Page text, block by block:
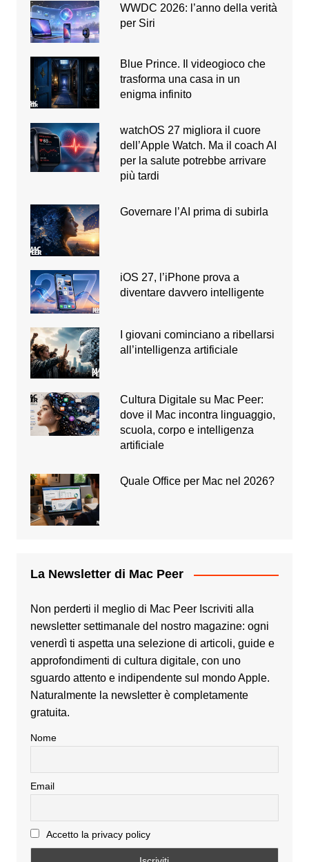
WWDC 2026: l’anno della verità
per Siri
Blue Prince. Il videogioco che
trasforma una casa in un
enigma infinito
watchOS 27 migliora il cuore
dell’Apple Watch. Ma il coach AI
per la salute potrebbe arrivare
più tardi
Governare l’AI prima di subirla
iOS 27, l’iPhone prova a
diventare davvero intelligente
I giovani cominciano a ribellarsi
all’intelligenza artificiale
Cultura Digitale su Mac Peer:
dove il Mac incontra linguaggio,
scuola, corpo e intelligenza
artificiale
Quale Office per Mac nel 2026?
La Newsletter di Mac Peer
Non perderti il meglio di Mac Peer Iscriviti alla
newsletter settimanale del nostro magazine: ogni
venerdì ti aspetta una selezione di articoli, guide e
approfondimenti di cultura digitale, con uno
sguardo attento e indipendente sul mondo Apple.
Naturalmente la newsletter è completamente
gratuita.
Nome
Email
Accetto la privacy policy